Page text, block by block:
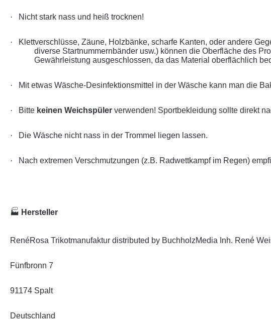
· Nicht stark nass und heiß trocknen!
·
Klettverschlüsse, Zäune, Holzbänke, scharfe Kanten, oder andere
diverse Startnummernbänder usw.) können die Oberfläche des
Gewährleistung ausgeschlossen, da das Material oberflächlich
· Mit etwas Wäsche-Desinfektionsmittel in der Wäsche kann man die
· Bitte keinen Weichspüler verwenden! Sportbekleidung sollte direkt
· Die Wäsche nicht nass in der Trommel liegen lassen.
· Nach extremen Verschmutzungen (z.B. Radwettkampf im Regen)
🏭 Hersteller
RenéRosa Trikotmanufaktur distributed by BuchholzMedia Inh. René
Fünfbronn 7
91174 Spalt
Deutschland